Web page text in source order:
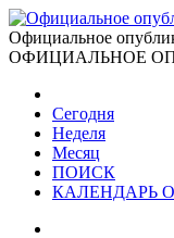
Официальное
ОФИЦИАЛЬНОЕ
Сегодня
Неделя
Месяц
ПОИСК
КАЛЕНДАРЬ